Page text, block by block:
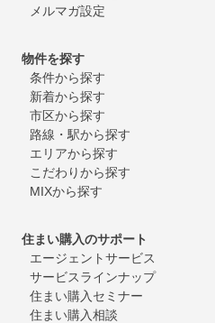
メルマガ設定
物件を探す
条件から探す
新着から探す
市区から探す
路線・駅から探す
エリアから探す
こだわりから探す
MIXから探す
住まい購入のサポート
エージェントサービス
サービスラインナップ
住まい購入セミナー
住まい購入相談